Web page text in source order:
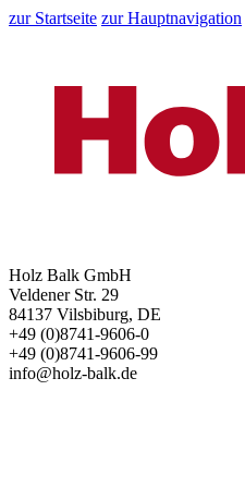
zur Startseite zur Hauptnavigation
Holz Balk GmbH
Veldener Str. 29
84137 Vilsbiburg, DE
+49 (0)8741-9606-0
+49 (0)8741-9606-99
info@holz-balk.de